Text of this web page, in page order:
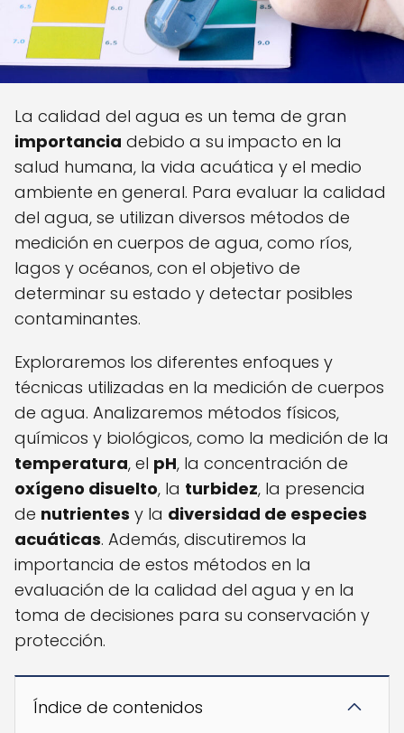
La calidad del agua es un tema de gran
importancia debido a su impacto en la
salud humana, la vida acuática y el medio
ambiente en general. Para evaluar la calidad
del agua, se utilizan diversos métodos de
medición en cuerpos de agua, como ríos,
lagos y océanos, con el objetivo de
determinar su estado y detectar posibles
contaminantes.
Exploraremos los diferentes enfoques y
técnicas utilizadas en la medición de cuerpos
de agua. Analizaremos métodos físicos,
químicos y biológicos, como la medición de la
temperatura, el pH, la concentración de
oxígeno disuelto, la turbidez, la presencia
de nutrientes y la diversidad de especies
acuáticas. Además, discutiremos la
importancia de estos métodos en la
evaluación de la calidad del agua y en la
toma de decisiones para su conservación y
protección.
Índice de contenidos